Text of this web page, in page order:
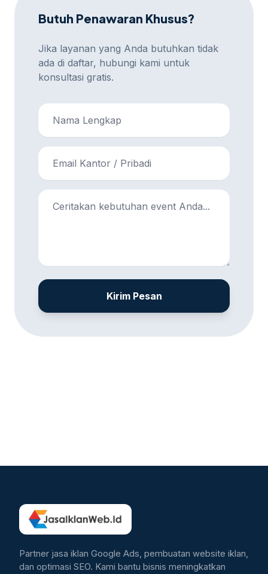
Butuh Penawaran Khusus?
Jika layanan yang Anda butuhkan tidak
ada di daftar, hubungi kami untuk
konsultasi gratis.
Kirim Pesan
Partner jasa iklan Google Ads, pembuatan website iklan,
dan optimasi SEO. Kami bantu bisnis meningkatkan